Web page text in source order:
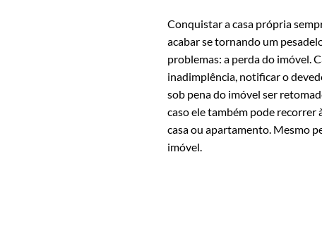
Conquistar a casa própria
acabar se tornando um
problemas: a perda do imóvel.
inadimplência, notificar o
sob pena do imóvel ser
caso ele também pode recorrer
casa ou apartamento. Mesmo
imóvel.